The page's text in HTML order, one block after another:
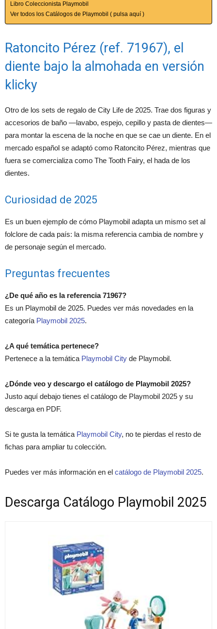
Libro Coleccionista Playmobil
Ver todos los Catálogos de Playmobil ( pulsa aquí )
Ratoncito Pérez (ref. 71967), el
diente bajo la almohada en versión
klicky
Otro de los sets de regalo de City Life de 2025. Trae dos figuras y
accesorios de baño —lavabo, espejo, cepillo y pasta de dientes—
para montar la escena de la noche en que se cae un diente. En el
mercado español se adaptó como Ratoncito Pérez, mientras que
fuera se comercializa como The Tooth Fairy, el hada de los
dientes.
Curiosidad de 2025
Es un buen ejemplo de cómo Playmobil adapta un mismo set al
folclore de cada país: la misma referencia cambia de nombre y
de personaje según el mercado.
Preguntas frecuentes
¿De qué año es la referencia 71967?
Es un Playmobil de 2025. Puedes ver más novedades en la
categoría Playmobil 2025.
¿A qué temática pertenece?
Pertenece a la temática Playmobil City de Playmobil.
¿Dónde veo y descargo el catálogo de Playmobil 2025?
Justo aquí debajo tienes el catálogo de Playmobil 2025 y su
descarga en PDF.
Si te gusta la temática Playmobil City, no te pierdas el resto de
fichas para ampliar tu colección.
Puedes ver más información en el catálogo de Playmobil 2025.
Descarga Catálogo Playmobil 2025